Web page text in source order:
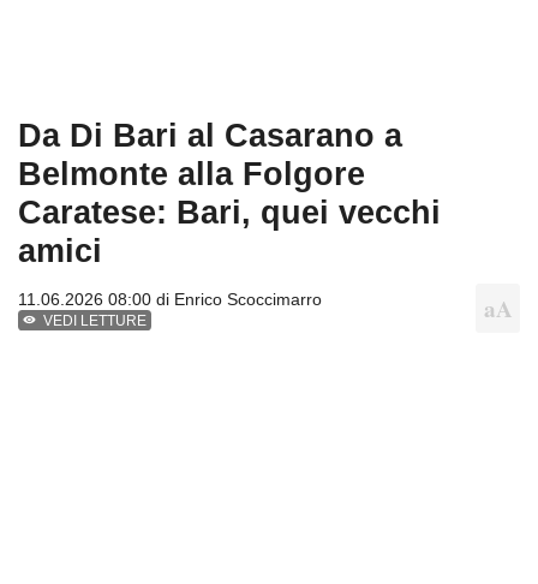
Da Di Bari al Casarano a
Belmonte alla Folgore
Caratese: Bari, quei vecchi
amici
11.06.2026 08:00 di Enrico Scoccimarro
VEDI LETTURE